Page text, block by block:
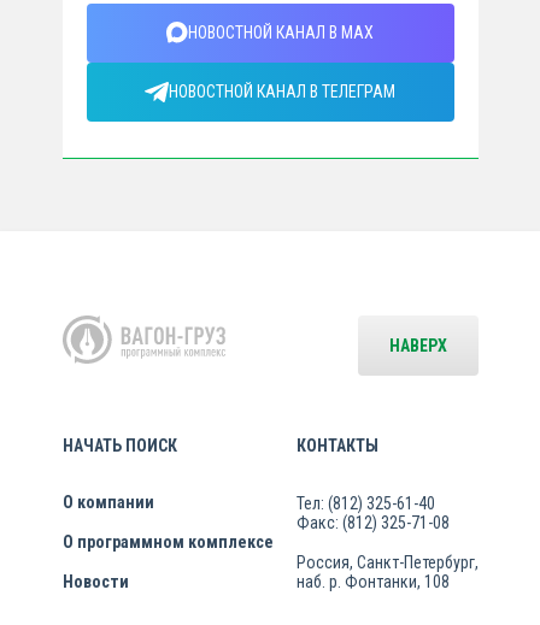
НОВОСТНОЙ КАНАЛ В MAX
НОВОСТНОЙ КАНАЛ В ТЕЛЕГРАМ
НАЧАТЬ ПОИСК
О компании
О программном комплексе
Новости
КОНТАКТЫ
Тел: (812) 325-61-40
Факс: (812) 325-71-08
Россия, Санкт-Петербург,
наб. р. Фонтанки, 108
НАВЕРХ